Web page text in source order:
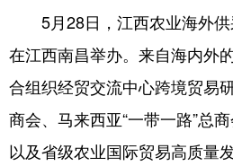
科技 科创
文化 书画
法律 中央文件
5月28日，江西农业海外供
在江西南昌举办。来自海内外
合组织经贸交流中心跨境贸易
商会、马来西亚“一带一路”总
以及省级农业国际贸易高质量